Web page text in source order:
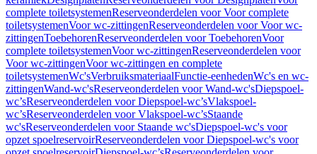
complete toiletsystemenReserveonderdelen voor Voor complete
toiletsystemenVoor wc-zittingenReserveonderdelen voor Voor wc-
zittingenToebehorenReserveonderdelen voor ToebehorenVoor
complete toiletsystemenVoor wc-zittingenReserveonderdelen voor
Voor wc-zittingenVoor wc-zittingen en complete
toiletsystemenWc'sVerbruiksmateriaalFunctie-eenhedenWc's en wc-
zittingenWand-wc'sReserveonderdelen voor Wand-wc'sDiepspoel-
wc’sReserveonderdelen voor Diepspoel-wc’sVlakspoel-
wc’sReserveonderdelen voor Vlakspoel-wc’sStaande
wc'sReserveonderdelen voor Staande wc'sDiepspoel-wc's voor
opzet spoelreservoirReserveonderdelen voor Diepspoel-wc's voor